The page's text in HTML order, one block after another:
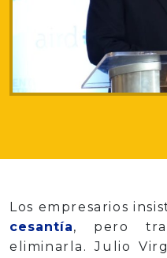
Los empresarios
cesantía, pero
eliminarla. Julio